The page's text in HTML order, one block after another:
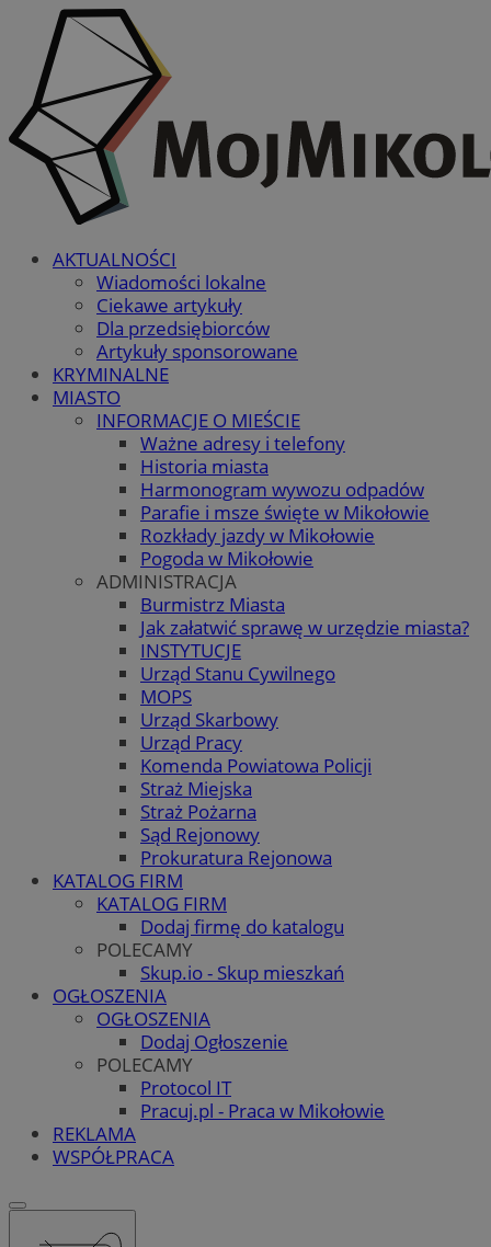
AKTUALNOŚCI
Wiadomości lokalne
Ciekawe artykuły
Dla przedsiębiorców
Artykuły sponsorowane
KRYMINALNE
MIASTO
INFORMACJE O MIEŚCIE
Ważne adresy i telefony
Historia miasta
Harmonogram wywozu odpadów
Parafie i msze święte w Mikołowie
Rozkłady jazdy w Mikołowie
Pogoda w Mikołowie
ADMINISTRACJA
Burmistrz Miasta
Jak załatwić sprawę w urzędzie miasta?
INSTYTUCJE
Urząd Stanu Cywilnego
MOPS
Urząd Skarbowy
Urząd Pracy
Komenda Powiatowa Policji
Straż Miejska
Straż Pożarna
Sąd Rejonowy
Prokuratura Rejonowa
KATALOG FIRM
KATALOG FIRM
Dodaj firmę do katalogu
POLECAMY
Skup.io - Skup mieszkań
OGŁOSZENIA
OGŁOSZENIA
Dodaj Ogłoszenie
POLECAMY
Protocol IT
Pracuj.pl - Praca w Mikołowie
REKLAMA
WSPÓŁPRACA